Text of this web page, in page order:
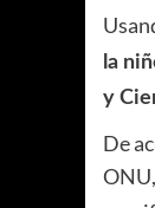
la
y
De
ONU,